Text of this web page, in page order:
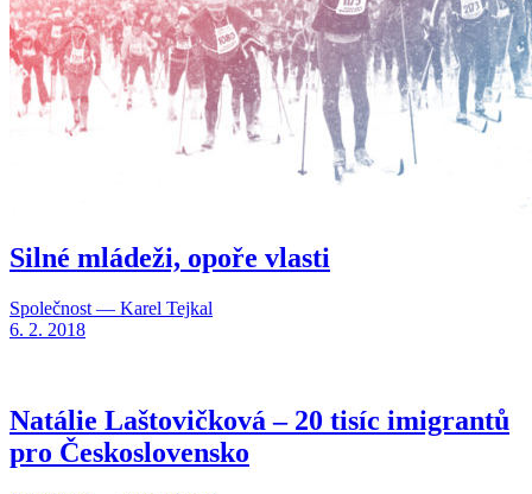
Silné mládeži, opoře vlasti
Společnost — Karel Tejkal
6. 2. 2018
Natálie Laštovičková – 20 tisíc imigrantů
pro Československo